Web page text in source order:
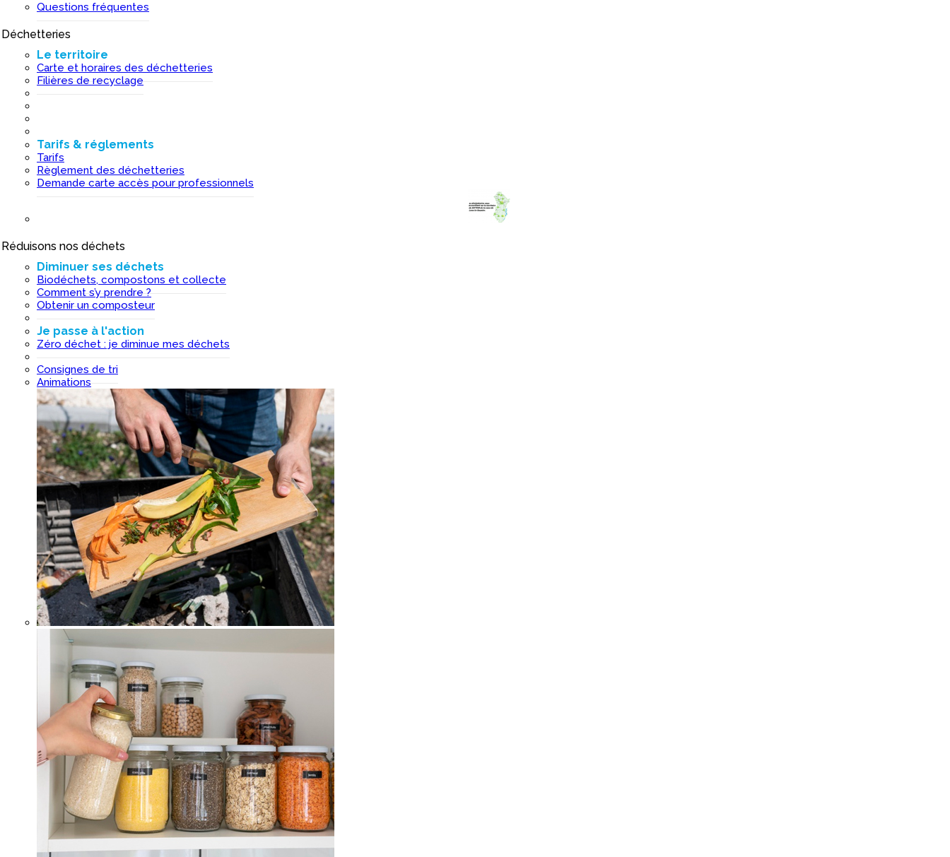
Questions fréquentes
Déchetteries
Le territoire
Carte et horaires des déchetteries
Filières de recyclage
Tarifs & réglements
Tarifs
Règlement des déchetteries
Demande carte accès pour professionnels
Réduisons nos déchets
Diminuer ses déchets
Biodéchets, compostons et collecte
Comment s’y prendre ?
Obtenir un composteur
Je passe à l'action
Zéro déchet : je diminue mes déchets
Consignes de tri
Animations